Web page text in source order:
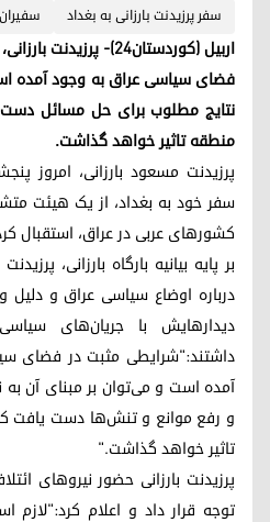
سفر پرزیدنت بارزانی به بغداد
اربیل (کوردستان٢٤)-
فضای سیاسی عراق به وجود آمده
نتایج مطلوب برای حل مسائل دست
منطقه تاثیر خواهد گذاشت.
سفر خود به بغداد، از یک هیئت
کشورهای عربی در عراق، استقبال
بر پایه بیانیه بارگاه بارزانی،
درباره اوضاع سیاسی عراق و دلیل
دیدارهایش با جریان‌های
داشتند:"شرایطی مثبت در فضای
آمده است و می‌توان بر مبنای آن
و رفع موانع و تنش‌ها دست یافت
تاثیر خواهد گذاشت."
پرزیدنت بارزانی حضور نیروهای
توجه قرار داد و اعلام